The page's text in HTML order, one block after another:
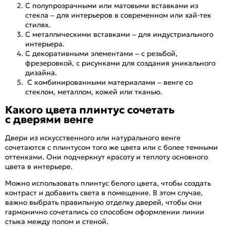
С полупрозрачными или матовыми вставками из
стекла – для интерьеров в современном или хай-тек
стилях.
С металлическими вставками – для индустриального
интерьера.
С декоративными элементами – с резьбой,
фрезеровкой, с рисунками для создания уникального
дизайна.
С комбинированными материалами – венге со
стеклом, металлом, кожей или тканью.
Какого цвета плинтус сочетать
с дверями венге
Двери из искусственного или натурального венге
сочетаются с плинтусом того же цвета или с более темными
оттенками. Они подчеркнут красоту и теплоту основного
цвета в интерьере.
Можно использовать плинтус белого цвета, чтобы создать
контраст и добавить света в помещение. В этом случае,
важно выбрать правильную отделку дверей, чтобы они
гармонично сочетались со способом оформлении линии
стыка между полом и стеной.